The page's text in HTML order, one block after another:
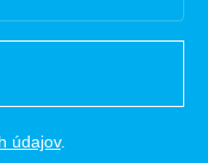
údajov.